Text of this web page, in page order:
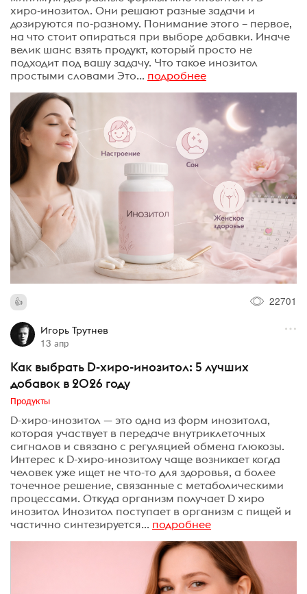
хиро-инозитол. Они решают разные задачи и
дозируются по-разному. Понимание этого – первое,
на что стоит опираться при выборе добавки. Иначе
велик шанс взять продукт, который просто не
подходит под вашу задачу. Что такое инозитол
простыми словами Это... подробнее
22701
Игорь Трутнев
13 апр
Как выбрать D-хиро-инозитол: 5 лучших
добавок в 2026 году
Продукты
D-хиро-инозитол — это одна из форм инозитола,
которая участвует в передаче внутриклеточных
сигналов и связано с регуляцией обмена глюкозы.
Интерес к D-хиро-инозитолу чаще возникает когда
человек уже ищет не что-то для здоровья, а более
точечное решение, связанные с метаболическими
процессами. Откуда организм получает D хиро
инозитол Инозитол поступает в организм с пищей и
частично синтезируется... подробнее